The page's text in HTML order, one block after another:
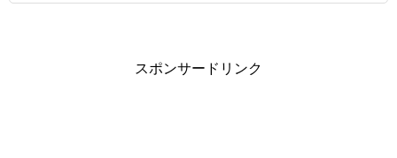
スポンサードリンク